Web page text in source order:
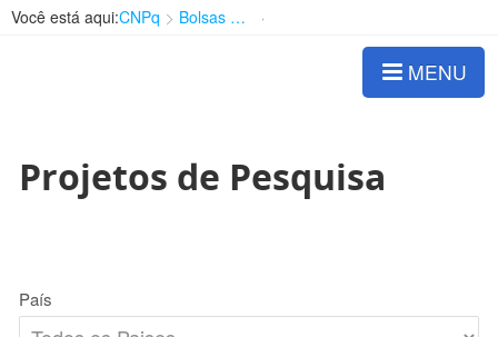
Você está aqui:CNPq Bolsas e Auxílios Vigentes
MENU
Projetos de Pesquisa
País